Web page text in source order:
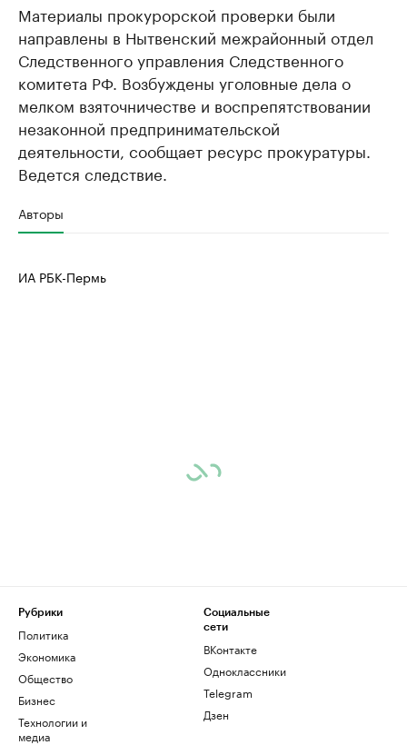
Материалы прокурорской проверки были
направлены в Нытвенский межрайонный отдел
Следственного управления Следственного
комитета РФ. Возбуждены уголовные дела о
мелком взяточничестве и воспрепятствовании
незаконной предпринимательской
деятельности, сообщает ресурс прокуратуры.
Ведется следствие.
Авторы
ИА РБК-Пермь
Рубрики
Политика
Экономика
Общество
Бизнес
Технологии и
медиа
Социальные
сети
ВКонтакте
Одноклассники
Telegram
Дзен